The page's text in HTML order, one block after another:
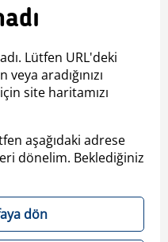
Lütfen URL'deki
aradığınızı
site haritamızı
aşağıdaki adrese
dönelim. Beklediğiniz
dön